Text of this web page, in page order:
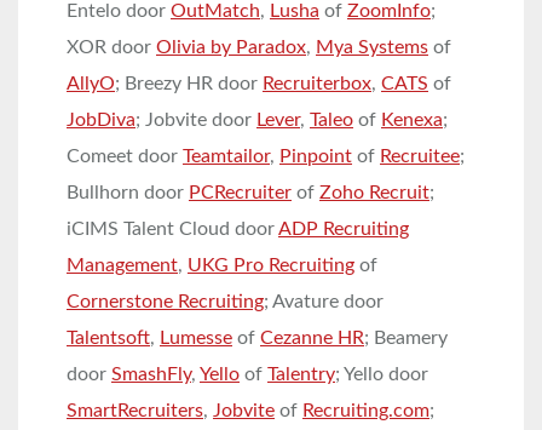
Entelo door OutMatch, Lusha of ZoomInfo;
XOR door Olivia by Paradox, Mya Systems of
AllyO; Breezy HR door Recruiterbox, CATS of
JobDiva; Jobvite door Lever, Taleo of Kenexa;
Comeet door Teamtailor, Pinpoint of Recruitee;
Bullhorn door PCRecruiter of Zoho Recruit;
iCIMS Talent Cloud doorADP Recruiting
Management, UKG Pro Recruiting of
Cornerstone Recruiting; Avature door
Talentsoft, Lumesse of Cezanne HR; Beamery
door SmashFly, Yello of Talentry; Yello door
SmartRecruiters, Jobvite of Recruiting.com;